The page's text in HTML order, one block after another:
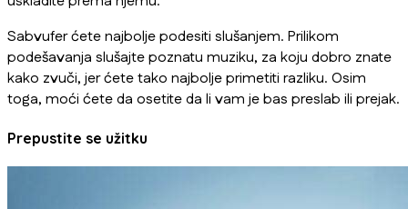
Sabvufer ćete najbolje podesiti slušanjem. Prilikom
podešavanja slušajte poznatu muziku, za koju dobro znate
kako zvuči, jer ćete tako najbolje primetiti razliku. Osim
toga, moći ćete da osetite da li vam je bas preslab ili prejak.
Prepustite se užitku